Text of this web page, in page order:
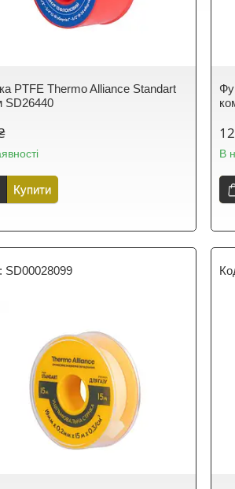
PTFE Thermo Alliance Standart
SD26440
Купити
В
SD00028099